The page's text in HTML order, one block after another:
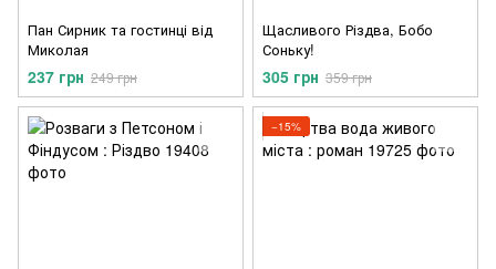
Пан Сирник та гостинці від
Миколая
237 грн 249 грн
Щасливого Різдва, Бобо
Соньку!
305 грн 359 грн
−15%